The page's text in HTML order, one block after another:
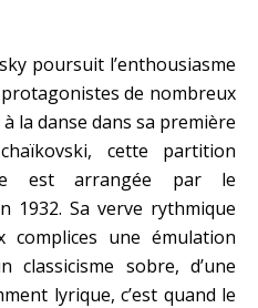
poursuit l’enthousiasme
de nombreux
la danse dans sa première
cette partition
est arrangée par le
1932. Sa verve rythmique
une émulation
sobre, d’une
lyrique, c’est quand le